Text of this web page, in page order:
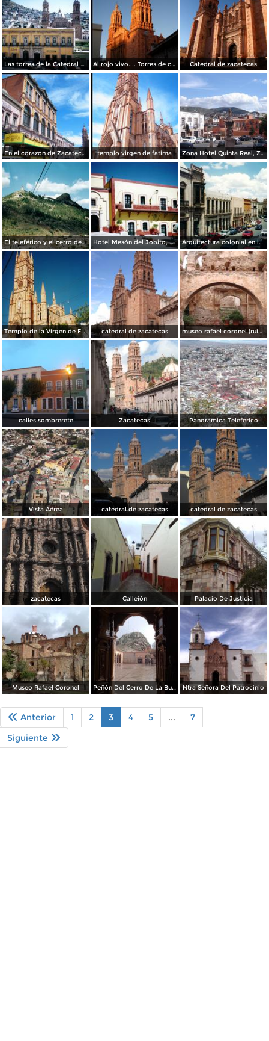
Las torres de la Catedral y centro de la cd. de Zacatecas. Diciembre/2003 Al rojo vivo.... Torres de catedral Catedral de zacatecas
En el corazon de Zacatecas templo virgen de fatima Zona Hotel Quinta Real, Zac.
El teleférico y el cerro de la Bufa. Zacatecas, Zacatecas Hotel Mesón del Jobito, construcción del siglo XIX. Zacatecas, Zacatecas Arquitectura colonial en la calle Tacuba. Zacatecas, Zacatecas
Templo de la Virgen de Fátima. Zacatecas, Zacatecas catedral de zacatecas museo rafael coronel (ruinas)
calles sombrerete Zacatecas Panoramica Teleferico
Vista Aérea catedral de zacatecas catedral de zacatecas
zacatecas Callejón Palacio De Justicia
Museo Rafael Coronel Peñón Del Cerro De La Bufa Ntra Señora Del Patrocinio
Anterior 1 2 3 4 5 ...
7
Siguiente